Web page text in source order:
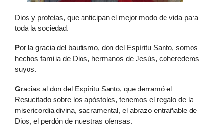
Dios y profetas, que anticipan el mejor modo de vida para
toda la sociedad.
Por la gracia del bautismo, don del Espíritu Santo, somos
hechos familia de Dios, hermanos de Jesús, coherederos
suyos.
Gracias al don del Espíritu Santo, que derramó el
Resucitado sobre los apóstoles, tenemos el regalo de la
misericordia divina, sacramental, el abrazo entrañable de
Dios, el perdón de nuestras ofensas.